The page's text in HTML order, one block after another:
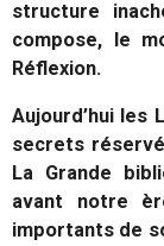
structure
compose, le
Réflexion.
Aujourd’hui
secrets
La Grande
avant notre
importants de